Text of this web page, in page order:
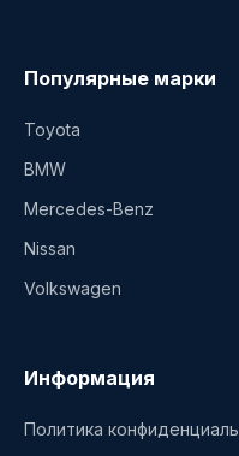
Популярные марки
Toyota
BMW
Mercedes-Benz
Nissan
Volkswagen
Информация
Политика